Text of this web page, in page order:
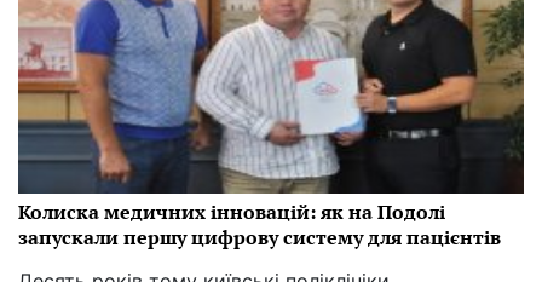
Колиска медичних інновацій: як на Подолі
запускали першу цифрову систему для пацієнтів